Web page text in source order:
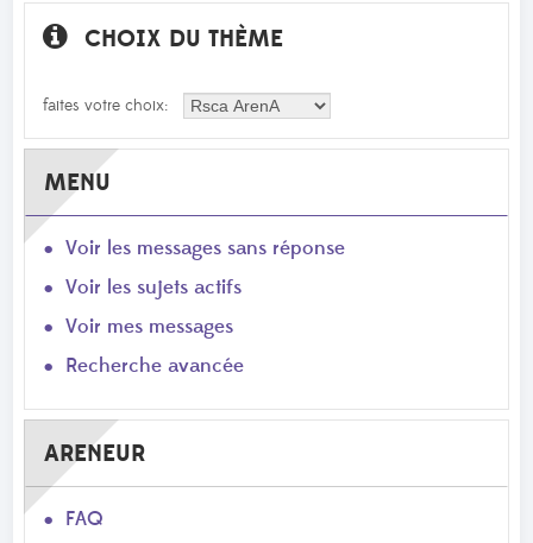
CHOIX DU THÈME
faites votre choix:
MENU
Voir les messages sans réponse
Voir les sujets actifs
Voir mes messages
Recherche avancée
ARENEUR
FAQ